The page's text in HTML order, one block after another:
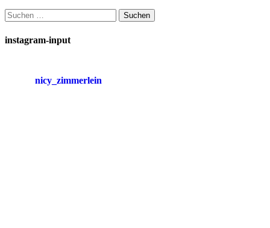
Suchen
nach:
instagram-input
nicy_zimmerlein